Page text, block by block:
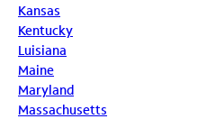
Kansas
Kentucky
Luisiana
Maine
Maryland
Massachusetts